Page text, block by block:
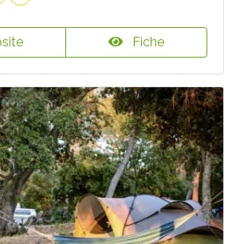
Fiche